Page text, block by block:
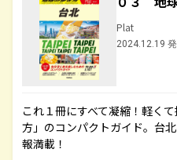
Plat
2024.12.19
これ１冊にすべて凝縮！軽く
方」のコンパクトガイド。台
報満載！